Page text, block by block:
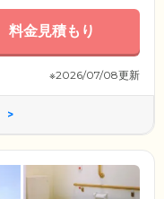
料金見積もり
※2026/07/08更新